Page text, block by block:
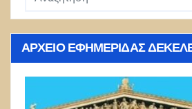
ΑΡΧΕΊΟ ΕΦΗΜΕΡΊΔΑΣ